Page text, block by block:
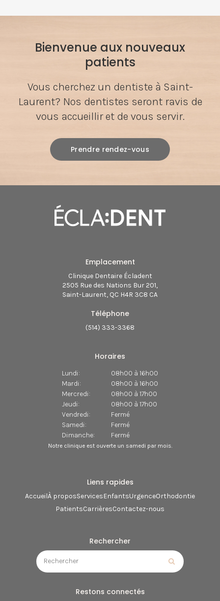
Bienvenue aux nouveaux
patients
Vous cherchez un dentiste à Saint-
Laurent? Nos dentistes seront ravis de
vous accueillir et de vous servir.
Prendre rendez-vous
Emplacement
Clinique Dentaire Écladent
2505 Rue des Nations Bur 201
Saint-Laurent QC H4R 3C8 CA
Téléphone
(514) 333-3368
Horaires
Lundi:
08h00 à 16h00
Mardi:
08h00 à 16h00
Mercredi:
08h00 à 17h00
Jeudi:
08h00 à 17h00
Vendredi:
Fermé
Samedi:
Fermé
Dimanche:
Fermé
Notre clinique est ouverte un samedi par mois.
Liens rapides
AccueilÀ proposServicesEnfantsUrgenceOrthodontie
PatientsCarrièresContactez-nous
Rechercher
Rechercher
Rechercher
Restons connectés